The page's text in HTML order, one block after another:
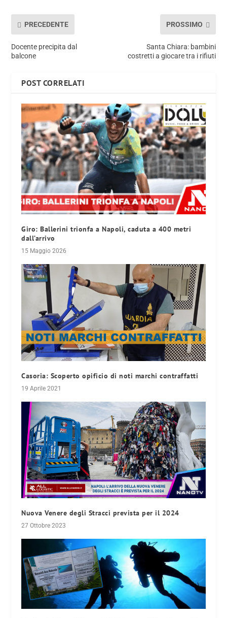
PRECEDENTE
Docente precipita dal
balcone
PROSSIMO
Santa Chiara: bambini
costretti a giocare tra i rifiuti
POST CORRELATI
Giro: Ballerini trionfa a Napoli, caduta a 400 metri
dall’arrivo
15 Maggio 2026
Casoria: Scoperto opificio di noti marchi contraffatti
19 Aprile 2021
Nuova Venere degli Stracci prevista per il 2024
27 Ottobre 2023